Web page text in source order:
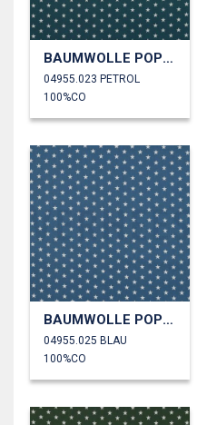
BAUMWOLLE POPELINE KLEINE STERNE
04955.023 PETROL
100%CO
BAUMWOLLE POPELINE KLEINE STERNE
04955.025 BLAU
100%CO